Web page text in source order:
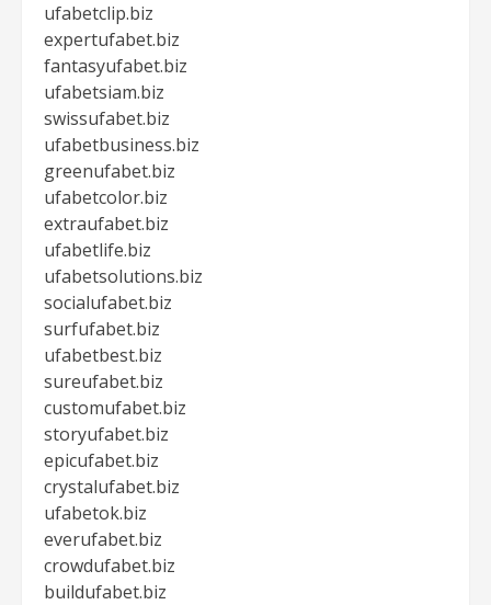
ufabetclip.biz
expertufabet.biz
fantasyufabet.biz
ufabetsiam.biz
swissufabet.biz
ufabetbusiness.biz
greenufabet.biz
ufabetcolor.biz
extraufabet.biz
ufabetlife.biz
ufabetsolutions.biz
socialufabet.biz
surfufabet.biz
ufabetbest.biz
sureufabet.biz
customufabet.biz
storyufabet.biz
epicufabet.biz
crystalufabet.biz
ufabetok.biz
everufabet.biz
crowdufabet.biz
buildufabet.biz